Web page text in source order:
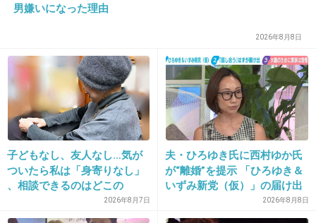
おばあちゃんに訊かれた
30. 匿名2026/06/03(水) 19:18:44
>>17
地図アプリの見方分かんない高齢者とか旅行客
はよく聞いてくる
-0
男嫌いになった理由
2026年8月8日
子どもなし、友人なし…気が
ついたら私は「身寄りなし」
、相談できるのはどこの
誰？ 「家族がいること」が
前提の世の中、でも孤立は誰
2026年8月7日
夫・ひろゆき氏に西村ゆか氏
が“離婚”を提示 「ひろゆき＆
いずみ新党（仮）」の届け出
を知らされず激怒「信頼関係
が保てない状態で夫婦を続け
2026年8月8日